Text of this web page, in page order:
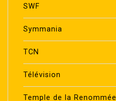
SWF
Symmania
TCN
Télévision
Temple de la Renommée